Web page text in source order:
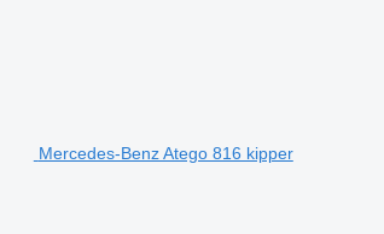
Mercedes-Benz Atego 816 kipper